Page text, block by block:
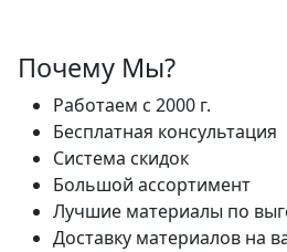
Почему Мы?
Работаем с 2000 г.
Бесплатная консультация
Система скидок
Большой ассортимент
Лучшие материалы по
Доставку материалов на